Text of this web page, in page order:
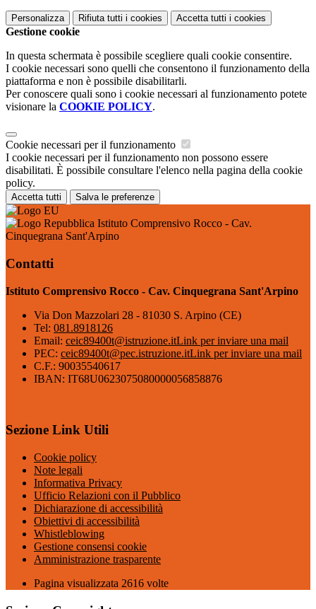
Personalizza Rifiuta tutti i cookies Accetta tutti i cookies
Gestione cookie
In questa schermata è possibile scegliere quali cookie consentire.
I cookie necessari sono quelli che consentono il funzionamento della
piattaforma e non è possibile disabilitarli.
Per conoscere quali sono i cookie necessari al funzionamento potete
visionare la COOKIE POLICY.
Cookie necessari per il funzionamento
I cookie necessari per il funzionamento non possono essere
disabilitati. È possibile consultare l'elenco nella pagina della cookie
policy.
Accetta tutti Salva le preferenze
Istituto Comprensivo Rocco - Cav.
Cinquegrana Sant'Arpino
Contatti
Istituto Comprensivo Rocco - Cav. Cinquegrana Sant'Arpino
Via Don Mazzolari 28 - 81030 S. Arpino (CE)
Tel: 081.8918126
Email: ceic89400t@istruzione.itLink per inviare una mail
PEC: ceic89400t@pec.istruzione.itLink per inviare una mail
C.F.: 90035540617
IBAN: IT68U0623075080000056858876
Sezione Link Utili
Cookie policy
Note legali
Informativa Privacy
Ufficio Relazioni con il Pubblico
Dichiarazione di accessibilità
Obiettivi di accessibilità
Whistleblowing
Gestione consensi cookie
Amministrazione trasparente
Pagina visualizzata 2616 volte